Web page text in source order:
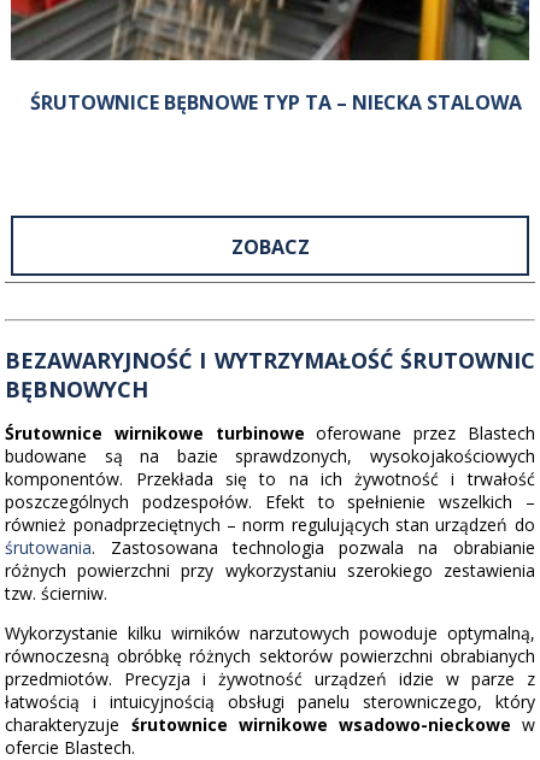
ŚRUTOWNICE BĘBNOWE TYP TA – NIECKA STALOWA
ZOBACZ
BEZAWARYJNOŚĆ I WYTRZYMAŁOŚĆ ŚRUTOWNIC
BĘBNOWYCH
Śrutownice wirnikowe turbinowe oferowane przez Blastech
budowane są na bazie sprawdzonych, wysokojakościowych
komponentów. Przekłada się to na ich żywotność i trwałość
poszczególnych podzespołów. Efekt to spełnienie wszelkich –
również ponadprzeciętnych – norm regulujących stan urządzeń do
śrutowania. Zastosowana technologia pozwala na obrabianie
różnych powierzchni przy wykorzystaniu szerokiego zestawienia
tzw. ścierniw.
Wykorzystanie kilku wirników narzutowych powoduje optymalną,
równoczesną obróbkę różnych sektorów powierzchni obrabianych
przedmiotów. Precyzja i żywotność urządzeń idzie w parze z
łatwością i intuicyjnością obsługi panelu sterowniczego, który
charakteryzuje śrutownice wirnikowe wsadowo-nieckowe w
ofercie Blastech.